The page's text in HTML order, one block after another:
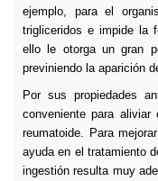
ejemplo, para el
trigliceridos e impide la
ello le otorga un gran
previniendo la aparición
Por sus propiedades
conveniente para
reumatoide. Para
ayuda en el tratamiento
ingestión resulta muy